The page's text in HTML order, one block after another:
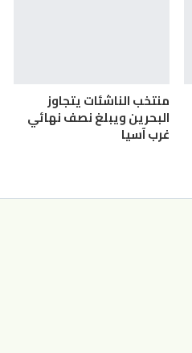
منتخب الناشئات يتجاوز
البحرين ويبلغ نصف نهائي
غرب آسيا